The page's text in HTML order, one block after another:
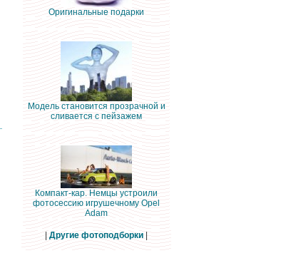
Оригинальные подарки
Модель становится прозрачной и
сливается с пейзажем
Компакт-кар. Немцы устроили
фотосессию игрушечному Opel
Adam
Другие фотоподборки